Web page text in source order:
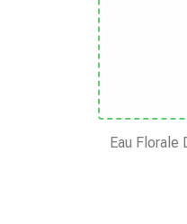
Eau Florale